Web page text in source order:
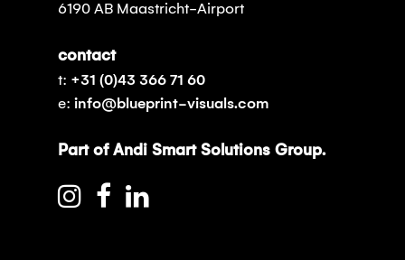
6190 AB Maastricht-Airport
contact
t: +31 (0)43 366 71 60
e: info@blueprint-visuals.com
Part of Andi Smart Solutions Group.